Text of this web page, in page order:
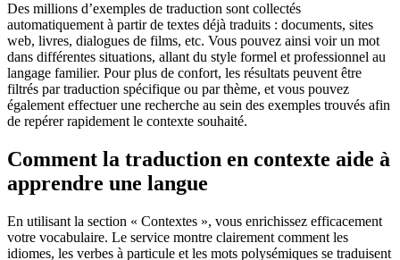
Des millions d’exemples de traduction sont collectés
automatiquement à partir de textes déjà traduits : documents, sites
web, livres, dialogues de films, etc. Vous pouvez ainsi voir un mot
dans différentes situations, allant du style formel et professionnel au
langage familier. Pour plus de confort, les résultats peuvent être
filtrés par traduction spécifique ou par thème, et vous pouvez
également effectuer une recherche au sein des exemples trouvés afin
de repérer rapidement le contexte souhaité.
Comment la traduction en contexte aide à
apprendre une langue
En utilisant la section « Contextes », vous enrichissez efficacement
votre vocabulaire. Le service montre clairement comment les
idiomes, les verbes à particule et les mots polysémiques se traduisent